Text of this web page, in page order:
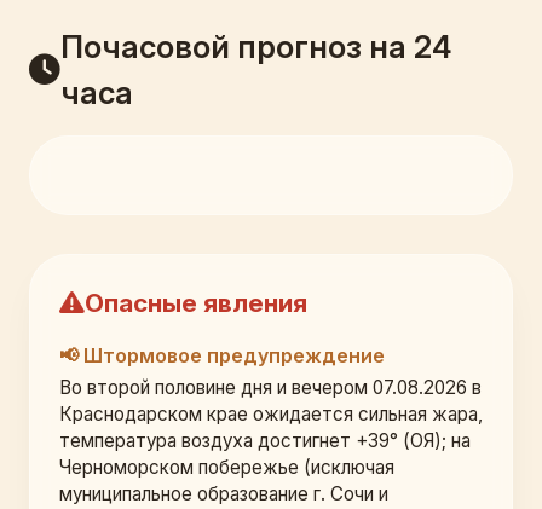
Почасовой прогноз на 24
часа
Опасные явления
📢 Штормовое предупреждение
Во второй половине дня и вечером 07.08.2026 в
Краснодарском крае ожидается сильная жара,
температура воздуха достигнет +39° (ОЯ); на
Черноморском побережье (исключая
муниципальное образование г. Сочи и